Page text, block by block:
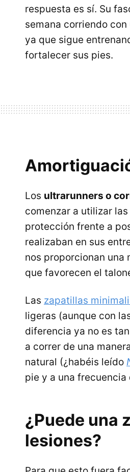
respuesta es sí. Su
semana corriendo con
ya que sigue
fortalecer sus pies.
Los ultrarunners o
comenzar a utilizar
protección frente a
realizaban en sus
nos proporcionan una
que favorecen el
Las zapatillas
ligeras (aunque con
diferencia ya no es
a correr de una
natural (¿habéis leído
pie y a una frecuencia
¿Puede una
lesiones?